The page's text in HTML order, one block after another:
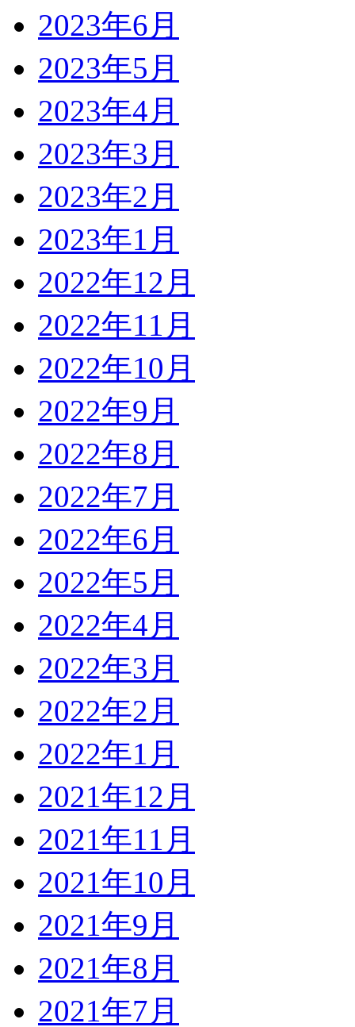
2023年6月
2023年5月
2023年4月
2023年3月
2023年2月
2023年1月
2022年12月
2022年11月
2022年10月
2022年9月
2022年8月
2022年7月
2022年6月
2022年5月
2022年4月
2022年3月
2022年2月
2022年1月
2021年12月
2021年11月
2021年10月
2021年9月
2021年8月
2021年7月